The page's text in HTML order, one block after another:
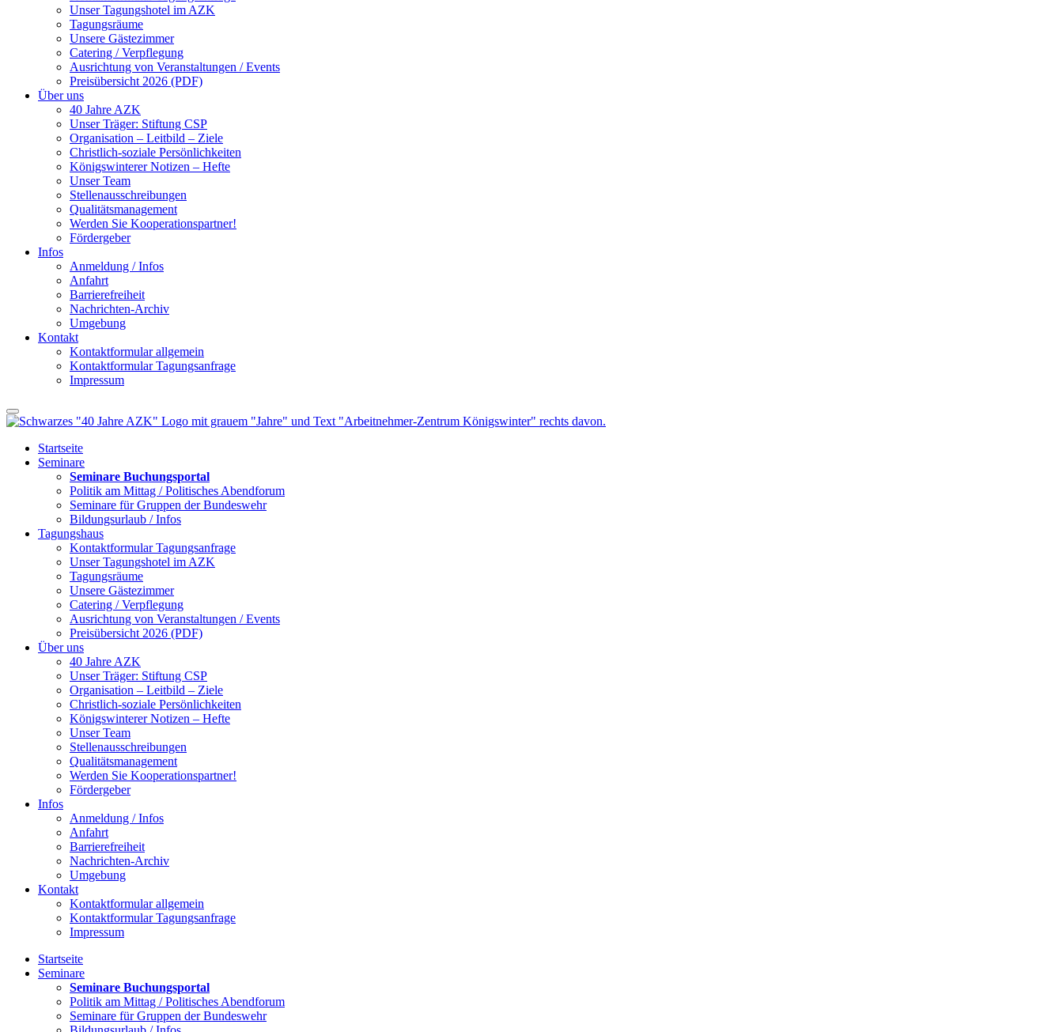
Unser Tagungshotel im AZK
Tagungsräume
Unsere Gästezimmer
Catering / Verpflegung
Ausrichtung von Veranstaltungen / Events
Preisübersicht 2026 (PDF)
Über uns
40 Jahre AZK
Unser Träger: Stiftung CSP
Organisation – Leitbild – Ziele
Christlich-soziale Persönlichkeiten
Königswinterer Notizen – Hefte
Unser Team
Stellenausschreibungen
Qualitätsmanagement
Werden Sie Kooperationspartner!
Fördergeber
Infos
Anmeldung / Infos
Anfahrt
Barrierefreiheit
Nachrichten-Archiv
Umgebung
Kontakt
Kontaktformular allgemein
Kontaktformular Tagungsanfrage
Impressum
Startseite
Seminare
Seminare Buchungsportal
Politik am Mittag / Politisches Abendforum
Seminare für Gruppen der Bundeswehr
Bildungsurlaub / Infos
Tagungshaus
Kontaktformular Tagungsanfrage
Unser Tagungshotel im AZK
Tagungsräume
Unsere Gästezimmer
Catering / Verpflegung
Ausrichtung von Veranstaltungen / Events
Preisübersicht 2026 (PDF)
Über uns
40 Jahre AZK
Unser Träger: Stiftung CSP
Organisation – Leitbild – Ziele
Christlich-soziale Persönlichkeiten
Königswinterer Notizen – Hefte
Unser Team
Stellenausschreibungen
Qualitätsmanagement
Werden Sie Kooperationspartner!
Fördergeber
Infos
Anmeldung / Infos
Anfahrt
Barrierefreiheit
Nachrichten-Archiv
Umgebung
Kontakt
Kontaktformular allgemein
Kontaktformular Tagungsanfrage
Impressum
Startseite
Seminare
Seminare Buchungsportal
Politik am Mittag / Politisches Abendforum
Seminare für Gruppen der Bundeswehr